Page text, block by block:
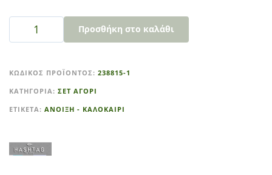
Προσθήκη στο καλάθι
t
e
r
ΚΩΔΙΚΌΣ ΠΡΟΪΌΝΤΟΣ: 238815-1
ΚΑΤΗΓΟΡΊΑ: ΣΕΤ ΑΓΟΡΙ
ΕΤΙΚΈΤΑ: ΑΝΟΙΞΗ - ΚΑΛΟΚΑΙΡΙ